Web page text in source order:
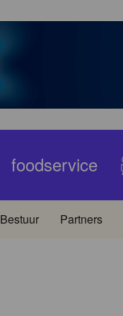
foodservice
Bestuur Partners